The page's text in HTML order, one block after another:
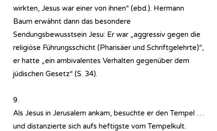
wirkten, Jesus war einer von ihnen“ (ebd.). Hermann
Baum erwähnt dann das besondere
Sendungsbewusstsein Jesu: Er war „aggressiv gegen die
religiöse Führungsschicht (Pharisäer und Schriftgelehrte)“,
er hatte „ein ambivalentes Verhalten gegenüber dem
jüdischen Gesetz“ (S. 34).
9.
Als Jesus in Jerusalem ankam, besuchte er den Tempel …
und distanzierte sich aufs heftigste vom Tempelkult.